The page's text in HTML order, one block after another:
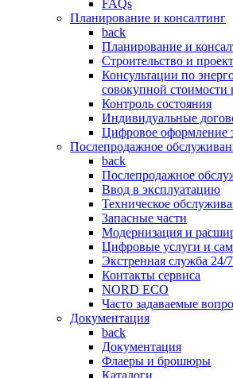
FAQs
Планирование и консалтинг
back
Планирование и
Строительство и
Консультации по
совокупной стоимости
Контроль состояния
Индивидуальные
Цифровое оформление
Послепродажное
back
Послепродажное
Ввод в эксплуатацию
Техническое
Запасные части
Модернизация и
Цифровые услуги и
Экстренная служба 24/7
Контакты сервиса
NORD ECO
Часто задаваемые
Документация
back
Документация
Флаеры и брошюры
Каталоги